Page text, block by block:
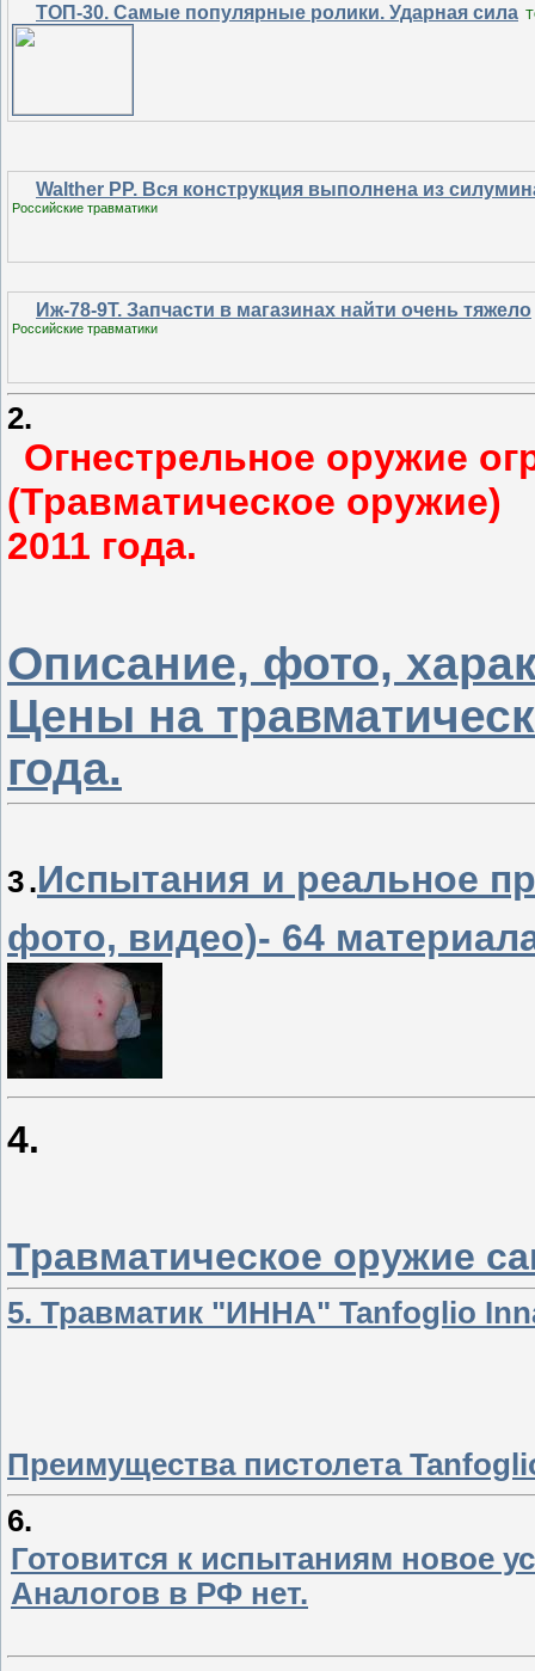
ТОП-30. Самые популярные ролики. Ударная сила
Walther PP. Вся конструкция выполнена из
Российские травматики
Иж-78-9Т. Запчасти в магазинах найти очень тяжело
Российские травматики
2.
Огнестрельное оружие
(Травматическое оружие)
2011 года.
Описание, фото,
Цены на
года.
3.Испытания и реальное
фото, видео)- 64
4.
Травматическое оружие
5. Травматик "ИННА" Tanfoglio
Преимущества пистолета
6.
Готовится к испытаниям новое
Аналогов в РФ нет.